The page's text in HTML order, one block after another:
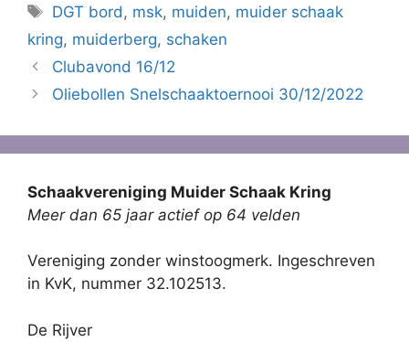
Tags
DGT bord , msk, muiden, muider schaak
kring, muiderberg, schaken
Clubavond 16/12
Oliebollen Snelschaaktoernooi 30/12/2022
Schaakvereniging Muider Schaak Kring
Meer dan 65 jaar actief op 64 velden
Vereniging zonder winstoogmerk. Ingeschreven
in KvK, nummer 32.102513.
De Rijver